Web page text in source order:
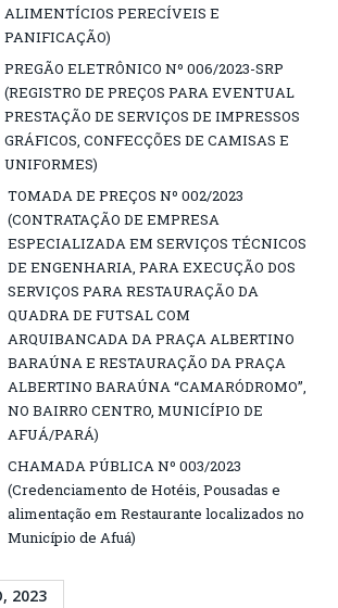
ALIMENTÍCIOS PERECÍVEIS E
PANIFICAÇÃO)
PREGÃO ELETRÔNICO Nº 006/2023-SRP
(REGISTRO DE PREÇOS PARA EVENTUAL
PRESTAÇÃO DE SERVIÇOS DE IMPRESSOS
GRÁFICOS, CONFECÇÕES DE CAMISAS E
UNIFORMES)
TOMADA DE PREÇOS Nº 002/2023
(CONTRATAÇÃO DE EMPRESA
ESPECIALIZADA EM SERVIÇOS TÉCNICOS
DE ENGENHARIA, PARA EXECUÇÃO DOS
SERVIÇOS PARA RESTAURAÇÃO DA
QUADRA DE FUTSAL COM
ARQUIBANCADA DA PRAÇA ALBERTINO
BARAÚNA E RESTAURAÇÃO DA PRAÇA
ALBERTINO BARAÚNA “CAMARÓDROMO”,
NO BAIRRO CENTRO, MUNICÍPIO DE
AFUÁ/PARÁ)
CHAMADA PÚBLICA Nº 003/2023
(Credenciamento de Hotéis, Pousadas e
alimentação em Restaurante localizados no
Município de Afuá)
2023